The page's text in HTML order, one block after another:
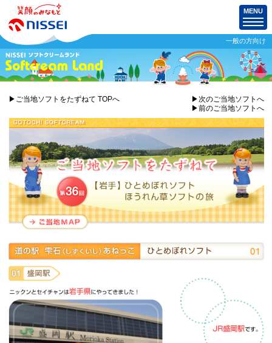
MENU
一般の方向け
▶ご当地ソフトをたずねて TOPへ
▶次のご当地ソフトへ
▶前のご当地ソフトへ